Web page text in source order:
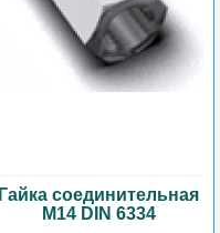
Гайка соединительная
М14 DIN 6334